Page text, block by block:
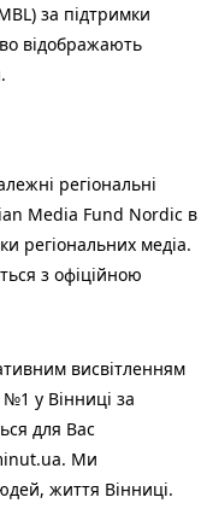
за підтримки
відображають
регіональні
Media Fund Nordic в
регіональних медіа.
з офіційною
висвітленням
№1 у Вінниці за
для Вас
Ми
життя Вінниці.